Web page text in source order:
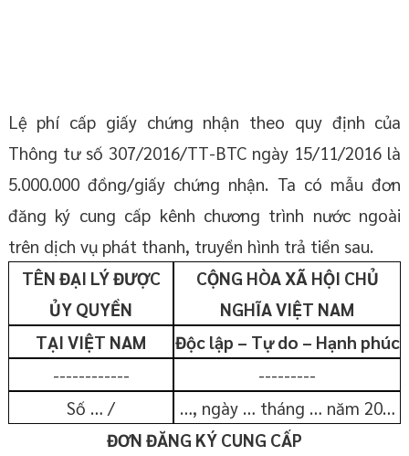
Lệ phí cấp giấy chứng nhận theo quy định của
Thông tư số 307/2016/TT-BTC ngày 15/11/2016 là
5.000.000 đồng/giấy chứng nhận. Ta có mẫu đơn
đăng ký cung cấp kênh chương trình nước ngoài
trên dịch vụ phát thanh, truyền hình trả tiền sau.
TÊN ĐẠI LÝ ĐƯỢC
ỦY QUYỀN
CỘNG HÒA XÃ HỘI CHỦ
NGHĨA VIỆT NAM
TẠI VIỆT NAM
Độc lập – Tự do – Hạnh phúc
------------
---------
Số … /
…, ngày … tháng … năm 20…
ĐƠN ĐĂNG KÝ CUNG CẤP